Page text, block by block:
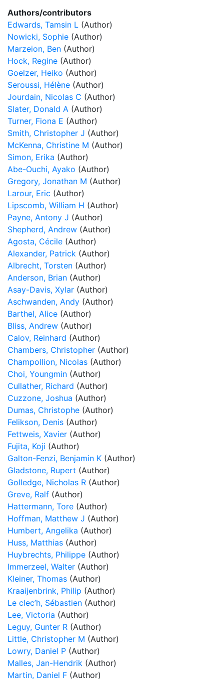
Authors/contributors
Edwards, Tamsin L (Author)
Nowicki, Sophie (Author)
Marzeion, Ben (Author)
Hock, Regine (Author)
Goelzer, Heiko (Author)
Seroussi, Hélène (Author)
Jourdain, Nicolas C (Author)
Slater, Donald A (Author)
Turner, Fiona E (Author)
Smith, Christopher J (Author)
McKenna, Christine M (Author)
Simon, Erika (Author)
Abe-Ouchi, Ayako (Author)
Gregory, Jonathan M (Author)
Larour, Eric (Author)
Lipscomb, William H (Author)
Payne, Antony J (Author)
Shepherd, Andrew (Author)
Agosta, Cécile (Author)
Alexander, Patrick (Author)
Albrecht, Torsten (Author)
Anderson, Brian (Author)
Asay-Davis, Xylar (Author)
Aschwanden, Andy (Author)
Barthel, Alice (Author)
Bliss, Andrew (Author)
Calov, Reinhard (Author)
Chambers, Christopher (Author)
Champollion, Nicolas (Author)
Choi, Youngmin (Author)
Cullather, Richard (Author)
Cuzzone, Joshua (Author)
Dumas, Christophe (Author)
Felikson, Denis (Author)
Fettweis, Xavier (Author)
Fujita, Koji (Author)
Galton-Fenzi, Benjamin K (Author)
Gladstone, Rupert (Author)
Golledge, Nicholas R (Author)
Greve, Ralf (Author)
Hattermann, Tore (Author)
Hoffman, Matthew J (Author)
Humbert, Angelika (Author)
Huss, Matthias (Author)
Huybrechts, Philippe (Author)
Immerzeel, Walter (Author)
Kleiner, Thomas (Author)
Kraaijenbrink, Philip (Author)
Le clec’h, Sébastien (Author)
Lee, Victoria (Author)
Leguy, Gunter R (Author)
Little, Christopher M (Author)
Lowry, Daniel P (Author)
Malles, Jan-Hendrik (Author)
Martin, Daniel F (Author)